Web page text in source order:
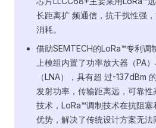
长距离扩 频通信，抗干扰性强
消耗。
借助SEMTECH的LoRa™专利调
上模组内置了功率放大器（PA
（LNA），具有超 过-137dBm
发射功率，传输距离远，可靠
技术，LoRa™调制技术在抗阻塞
优势，解决了传统设计方案无